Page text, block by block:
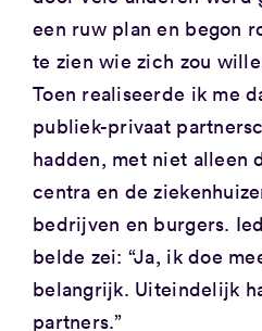
een ruw plan en begon
te zien wie zich zou
Toen realiseerde ik me
publiek-privaat
hadden, met niet alleen
centra en de
bedrijven en burgers.
belde zei: “Ja, ik doe
belangrijk. Uiteindelijk
partners.”